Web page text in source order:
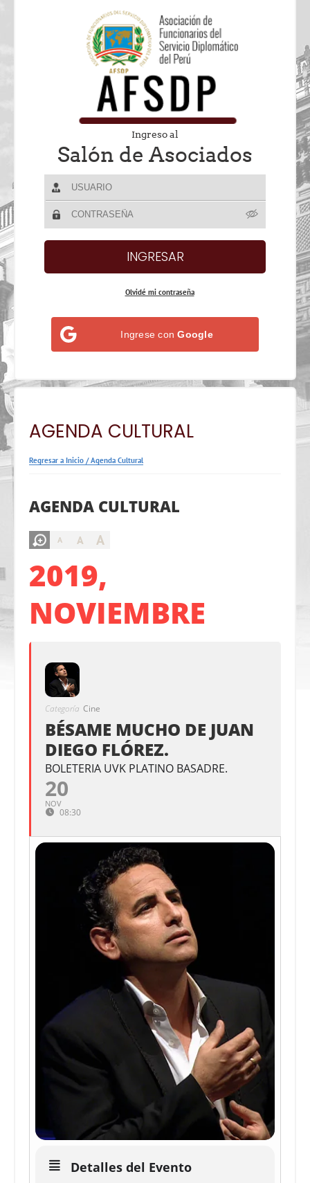
Ingreso al
Salón de Asociados
Olvidé mi contraseña
Ingrese conGoogle
AGENDA CULTURAL
Regresar a Inicio /Agenda Cultural
AGENDA CULTURAL
A A A
2019,
NOVIEMBRE
Categoría Cine
BÉSAME MUCHO DE JUAN
DIEGO FLÓREZ.
BOLETERIA UVK PLATINO BASADRE.
20
NOV
08:30
Detalles del Evento